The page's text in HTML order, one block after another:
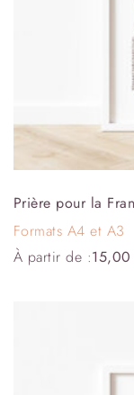
Prière pour la
Formats A4 et A3
À partir de :